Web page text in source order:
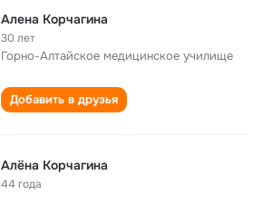
Алена Корчагина
30 лет
Горно-Алтайское медицинское училище
Добавить в друзья
Алёна Корчагина
44 года